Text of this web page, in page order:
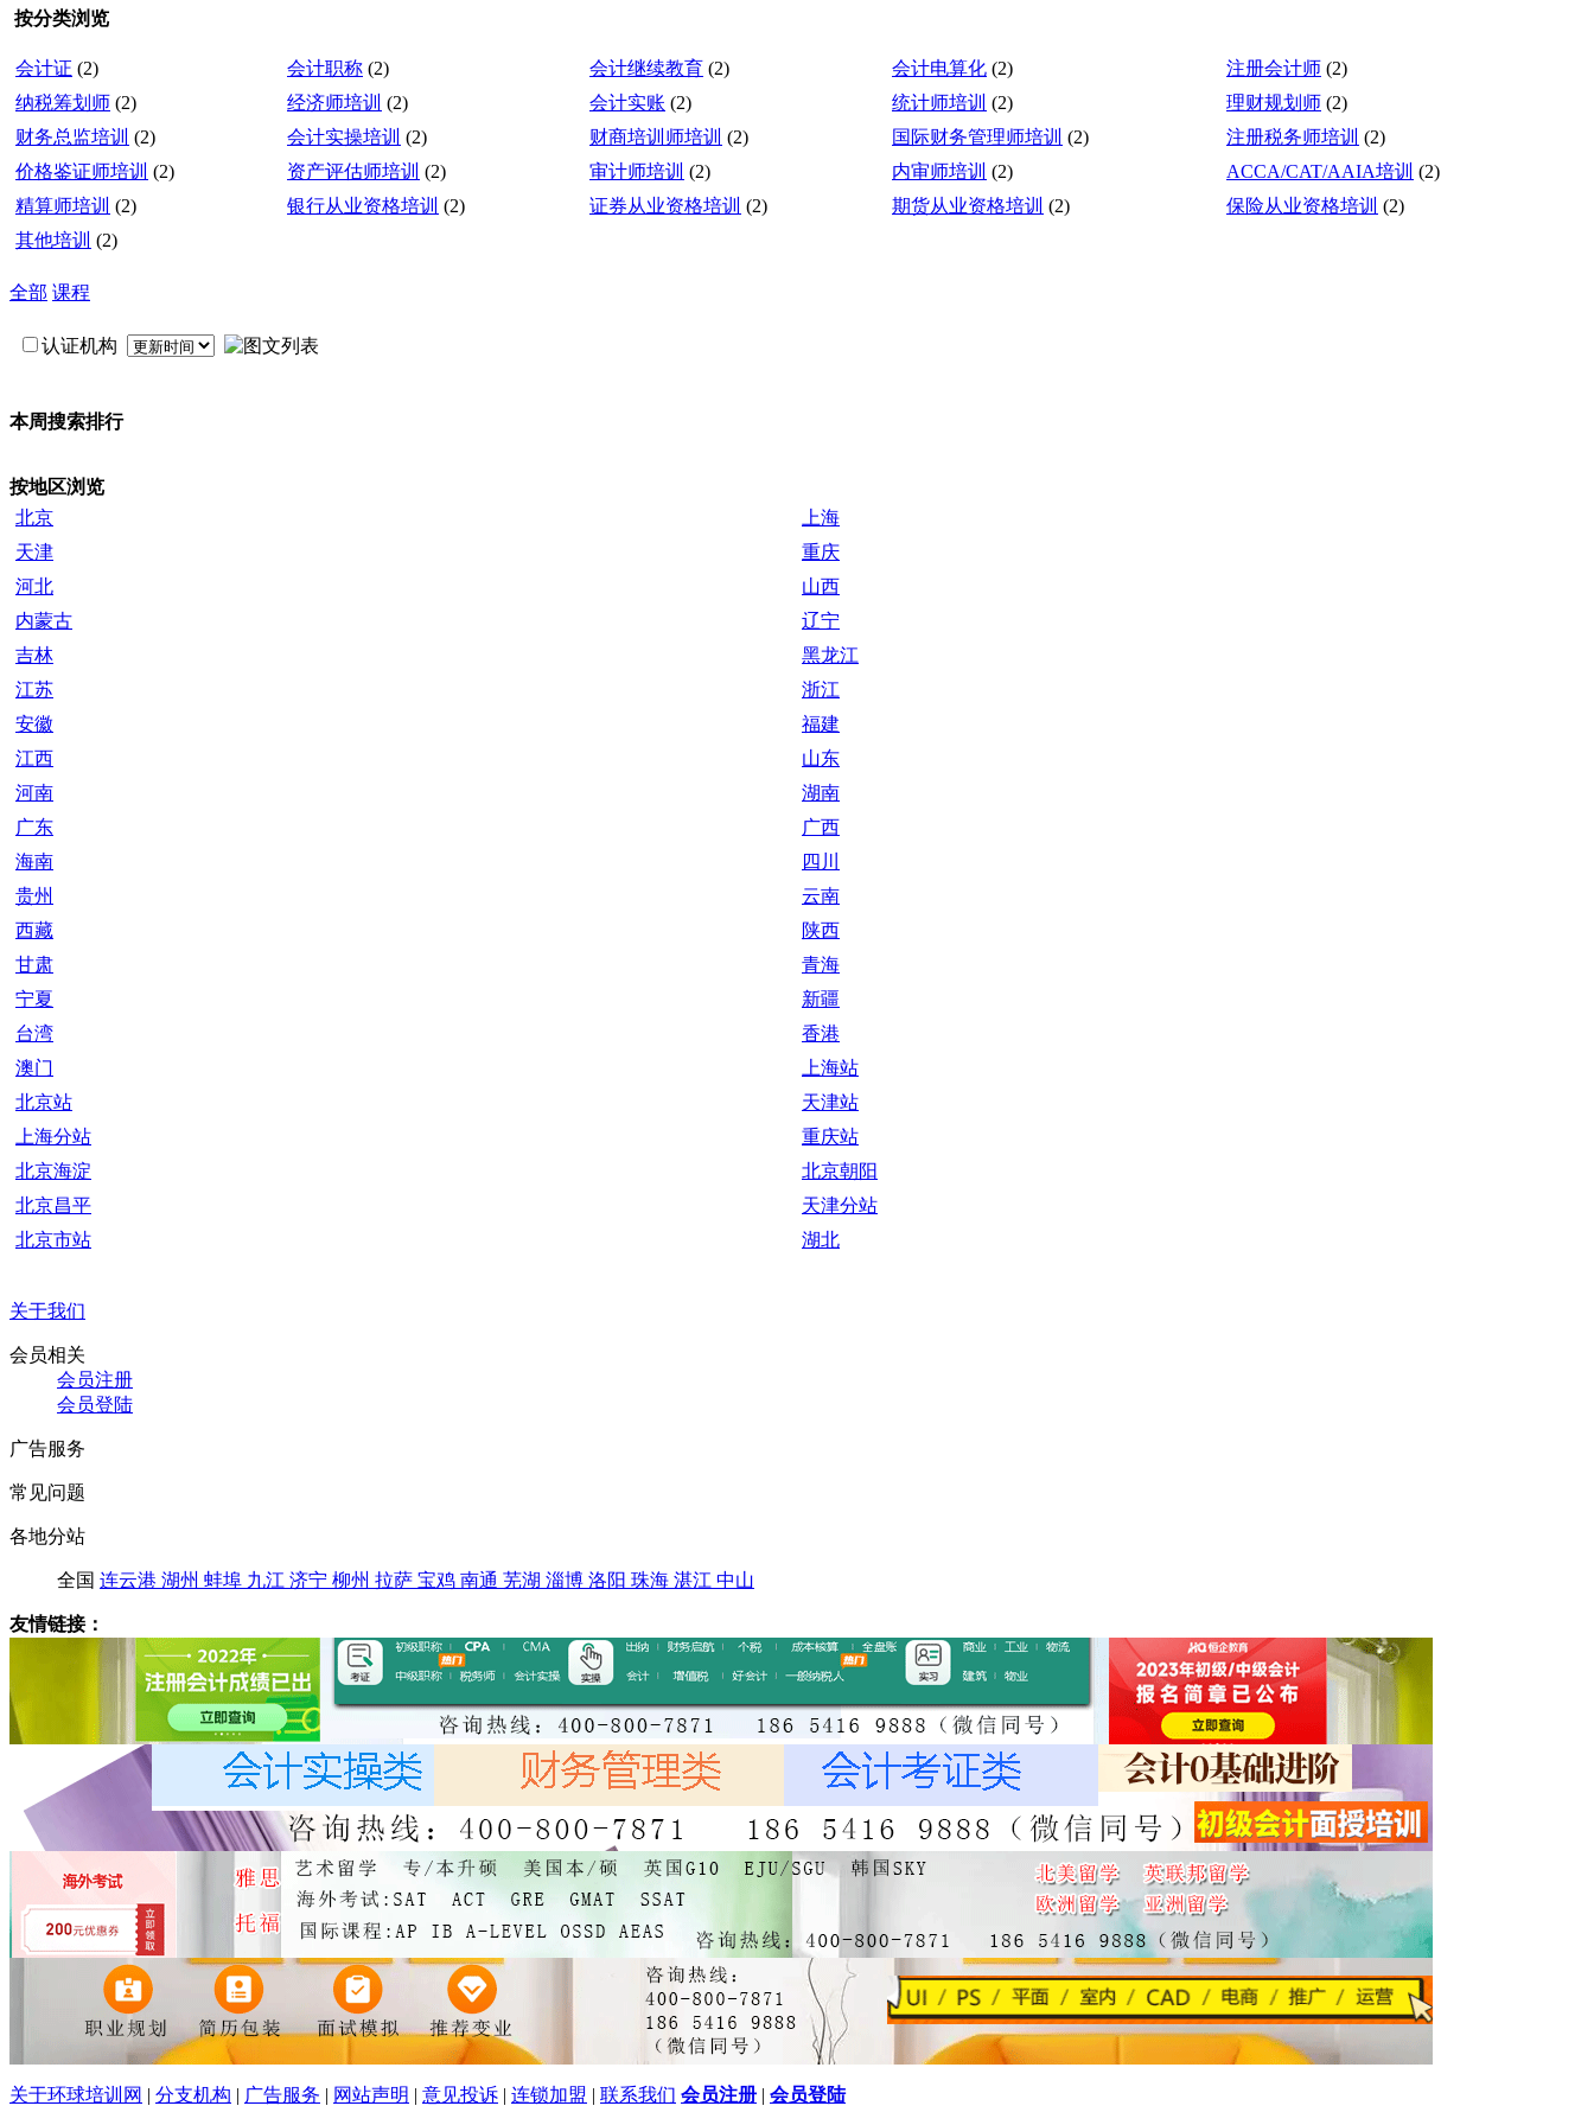
按分类浏览
会计证 (2) 会计职称 (2) 会计继续教育 (2) 会计电算化 (2) 注册会计师 (2)
纳税筹划师 (2) 经济师培训 (2) 会计实账 (2) 统计师培训 (2) 理财规划师 (2)
财务总监培训 (2) 会计实操培训 (2) 财商培训师培训 (2) 国际财务管理师培训 (2) 注册税务师培训 (2)
价格鉴证师培训 (2) 资产评估师培训 (2) 审计师培训 (2) 内审师培训 (2) ACCA/CAT/AAIA培训 (2)
精算师培训 (2) 银行从业资格培训 (2) 证券从业资格培训 (2) 期货从业资格培训 (2) 保险从业资格培训 (2)
其他培训 (2)
全部 课程
认证机构
本周搜索排行
按地区浏览
北京
上海
天津
重庆
河北
山西
内蒙古
辽宁
吉林
黑龙江
江苏
浙江
安徽
福建
江西
山东
河南
湖南
广东
广西
海南
四川
贵州
云南
西藏
陕西
甘肃
青海
宁夏
新疆
台湾
香港
澳门
上海站
北京站
天津站
上海分站
重庆站
北京海淀
北京朝阳
北京昌平
天津分站
北京市站
湖北
关于我们
会员相关
会员注册
会员登陆
广告服务
常见问题
各地分站
全国 连云港 湖州 蚌埠 九江 济宁 柳州 拉萨 宝鸡 南通 芜湖 淄博 洛阳 珠海 湛江 中山
友情链接：
关于环球培训网 | 分支机构 | 广告服务 | 网站声明 | 意见投诉 | 连锁加盟 | 联系我们 会员注册 | 会员登陆